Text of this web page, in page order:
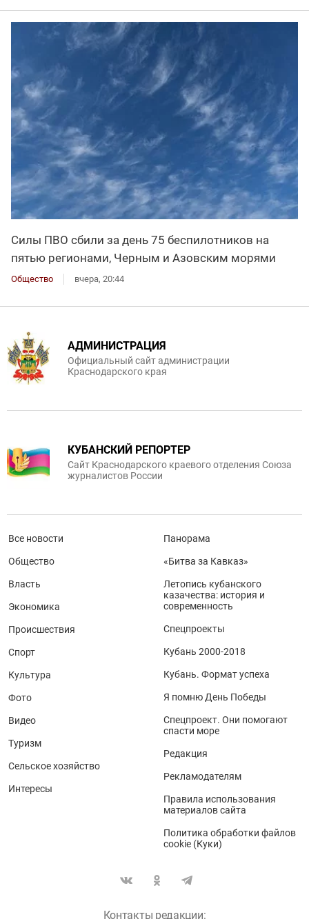
Силы ПВО сбили за день 75 беспилотников на
пятью регионами, Черным и Азовским морями
Общество вчера, 20:44
АДМИНИСТРАЦИЯ
Официальный сайт администрации
Краснодарского края
КУБАНСКИЙ РЕПОРТЕР
Сайт Краснодарского краевого отделения Союза
журналистов России
Все новости
Общество
Власть
Экономика
Происшествия
Спорт
Культура
Фото
Видео
Туризм
Сельское хозяйство
Интересы
Панорама
«Битва за Кавказ»
Летопись кубанского
казачества: история и
современность
Спецпроекты
Кубань 2000-2018
Кубань. Формат успеха
Я помню День Победы
Спецпроект. Они помогают
спасти море
Редакция
Рекламодателям
Правила использования
материалов сайта
Политика обработки файлов
cookie (Куки)
Контакты редакции: